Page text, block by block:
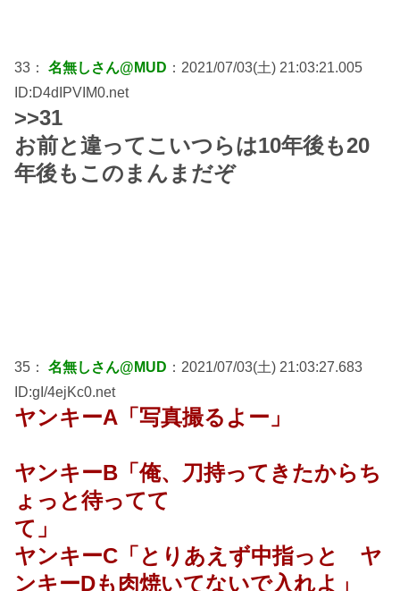
33： 名無しさん@MUD ：2021/07/03(土) 21:03:21.005
ID:D4dIPVIM0.net
>>31
お前と違ってこいつらは10年後も20
年後もこのまんまだぞ
35： 名無しさん@MUD ：2021/07/03(土) 21:03:27.683
ID:gI/4ejKc0.net
ヤンキーA「写真撮るよー」
ヤンキーB「俺、刀持ってきたからち
ょっと待ってて
て」
ヤンキーC「とりあえず中指っと ヤ
ンキーDも肉焼いてないで入れよ」